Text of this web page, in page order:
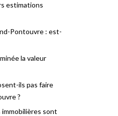
estimations
Pontouvre : est-
la valeur
ils pas faire
?
sont